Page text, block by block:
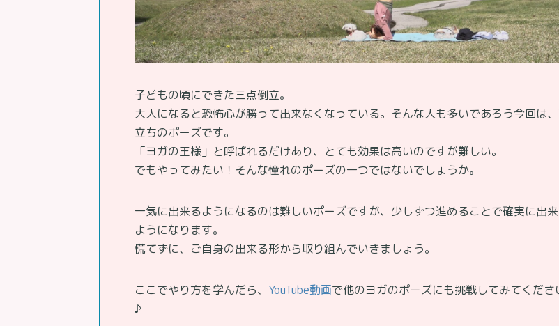
子どもの頃にできた三点倒立。
大人になると恐怖心が勝って出来なくなっている。そんな人も多いであろう今回は
立ちのポーズです。
「ヨガの王様」と呼ばれるだけあり、とても効果は高いのですが難しい。
でもやってみたい！そんな憧れのポーズの一つではないでしょうか。
一気に出来るようになるのは難しいポーズですが、少しずつ進めることで確実に出
ようになります。
慌てずに、ご自身の出来る形から取り組んでいきましょう。
ここでやり方を学んだら、 YouTube動画で他のヨガのポーズにも挑戦してみてくださ
♪